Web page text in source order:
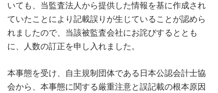
いても、当監査法人から提供した情報を基に作成され
ていたことにより記載誤りが生じていることが認めら
れましたので、当該被監査会社にお詫びするととも
に、人数の訂正を申し入れました。
本事態を受け、自主規制団体である日本公認会計士協
会から、本事態に関する厳重注意と誤記載の根本原因